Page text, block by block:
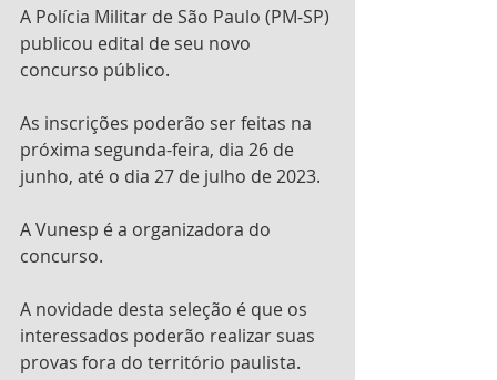
A Polícia Militar de São Paulo (PM-SP)
publicou edital de seu novo
concurso público.
As inscrições poderão ser feitas na
próxima segunda-feira, dia 26 de
junho, até o dia 27 de julho de 2023.
A Vunesp é a organizadora do
concurso.
A novidade desta seleção é que os
interessados poderão realizar suas
provas fora do território paulista.